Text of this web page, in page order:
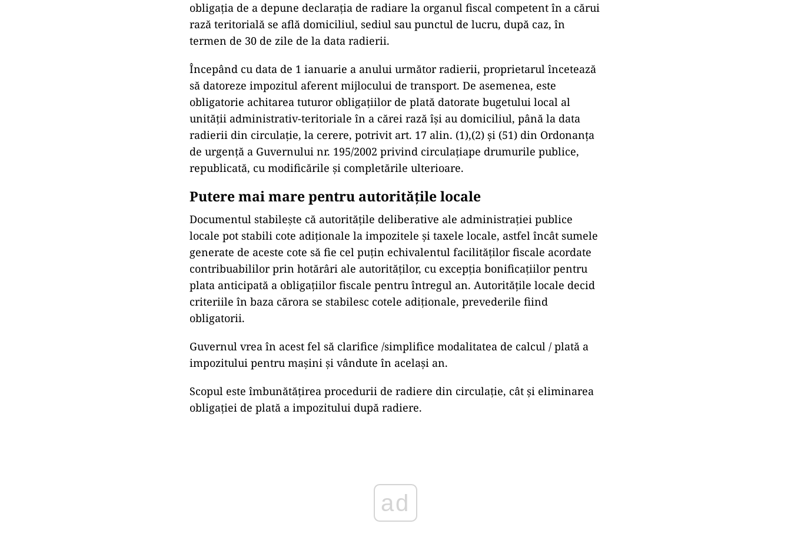
obligația de a depune declarația de radiare la organul fiscal competent în a cărui
rază teritorială se află domiciliul, sediul sau punctul de lucru, după caz, în
termen de 30 de zile de la data radierii.
Începând cu data de 1 ianuarie a anului următor radierii, proprietarul încetează
să datoreze impozitul aferent mijlocului de transport. De asemenea, este
obligatorie achitarea tuturor obligațiilor de plată datorate bugetului local al
unității administrativ-teritoriale în a cărei rază își au domiciliul, până la data
radierii din circulație, la cerere, potrivit art. 17 alin. (1),(2) și (51) din Ordonanța
de urgență a Guvernului nr. 195/2002 privind circulațiape drumurile publice,
republicată, cu modificările și completările ulterioare.
Putere mai mare pentru autorităţile locale
Documentul stabilește că autoritățile deliberative ale administrației publice
locale pot stabili cote adiționale la impozitele și taxele locale, astfel încât sumele
generate de aceste cote să fie cel puțin echivalentul facilităților fiscale acordate
contribuabililor prin hotărâri ale autorităților, cu excepția bonificațiilor pentru
plata anticipată a obligațiilor fiscale pentru întregul an. Autoritățile locale decid
criteriile în baza cărora se stabilesc cotele adiționale, prevederile fiind
obligatorii.
Guvernul vrea în acest fel să clarifice /simplifice modalitatea de calcul / plată a
impozitului pentru mașini și vândute în același an.
Scopul este îmbunătățirea procedurii de radiere din circulație, cât și eliminarea
obligației de plată a impozitului după radiere.
ad